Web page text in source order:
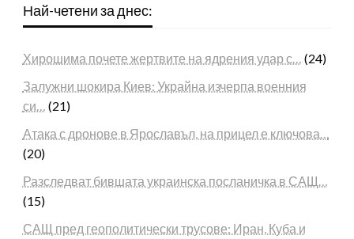
Най-четени за днес:
Хирошима почете жертвите на ядрения удар с…
(24)
Залужни шокира Киев: Украйна изчерпа военния
си…
(21)
Атака с дронове в Ярославъл, на прицел е ключова…
(20)
Разследват бившата украинска посланичка в САЩ…
(15)
САЩ пред геополитически трусове: Иран, Куба и